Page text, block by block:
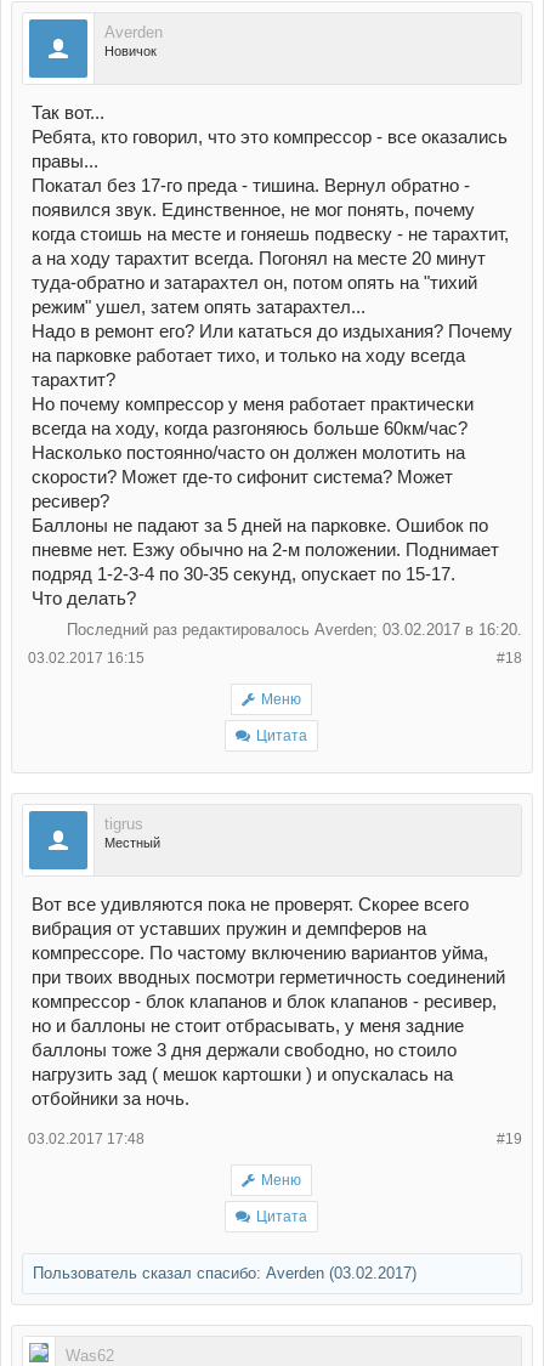
Averden
Новичок
Так вот...
Ребята, кто говорил, что это компрессор - все оказались
правы...
Покатал без 17-го преда - тишина. Вернул обратно -
появился звук. Единственное, не мог понять, почему
когда стоишь на месте и гоняешь подвеску - не тарахтит,
а на ходу тарахтит всегда. Погонял на месте 20 минут
туда-обратно и затарахтел он, потом опять на "тихий
режим" ушел, затем опять затарахтел...
Надо в ремонт его? Или кататься до издыхания? Почему
на парковке работает тихо, и только на ходу всегда
тарахтит?
Но почему компрессор у меня работает практически
всегда на ходу, когда разгоняюсь больше 60км/час?
Насколько постоянно/часто он должен молотить на
скорости? Может где-то сифонит система? Может
ресивер?
Баллоны не падают за 5 дней на парковке. Ошибок по
пневме нет. Езжу обычно на 2-м положении. Поднимает
подряд 1-2-3-4 по 30-35 секунд, опускает по 15-17.
Что делать?
Последний раз редактировалось Averden; 03.02.2017 в 16:20
#18
03.02.2017 16:15
Меню
Цитата
tigrus
Местный
Вот все удивляются пока не проверят. Скорее всего
вибрация от уставших пружин и демпферов на
компрессоре. По частому включению вариантов уйма,
при твоих вводных посмотри герметичность соединений
компрессор - блок клапанов и блок клапанов - ресивер,
но и баллоны не стоит отбрасывать, у меня задние
баллоны тоже 3 дня держали свободно, но стоило
нагрузить зад ( мешок картошки ) и опускалась на
отбойники за ночь.
#19
03.02.2017 17:48
Меню
Цитата
Пользователь сказал cпасибо: Averden (03.02.2017)
Was62